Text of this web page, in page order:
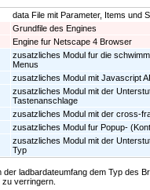
data File mit Parameter, Items und
Grundfile des Engines
Engine fur Netscape 4 Browser
zusatzliches Modul fur die
Menus
zusatzliches Modul mit Javascript
zusatzliches Modul mit der
Tastenanschlage
zusatzliches Modul mit der cross-
zusatzliches Modul fur Popup-
zusatzliches Modul mit der
Typ
ladbardateumfang dem Typ des
verringern.